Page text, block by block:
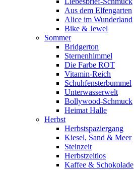
Aus dem Elfengarten
Alice im Wunderland
Bike & Jewel
Sommer
Bridgerton
Sternenhimmel
Die Farbe ROT
Vitamin-Reich
Schuhfensterbummel
Unterwasserwelt
Bollywood-Schmuck
Heimat Halle
Herbst
Herbstspaziergang
Kiesel, Sand & Meer
Steinzeit
Herbstzeitlos
Kaffee & Schokolade